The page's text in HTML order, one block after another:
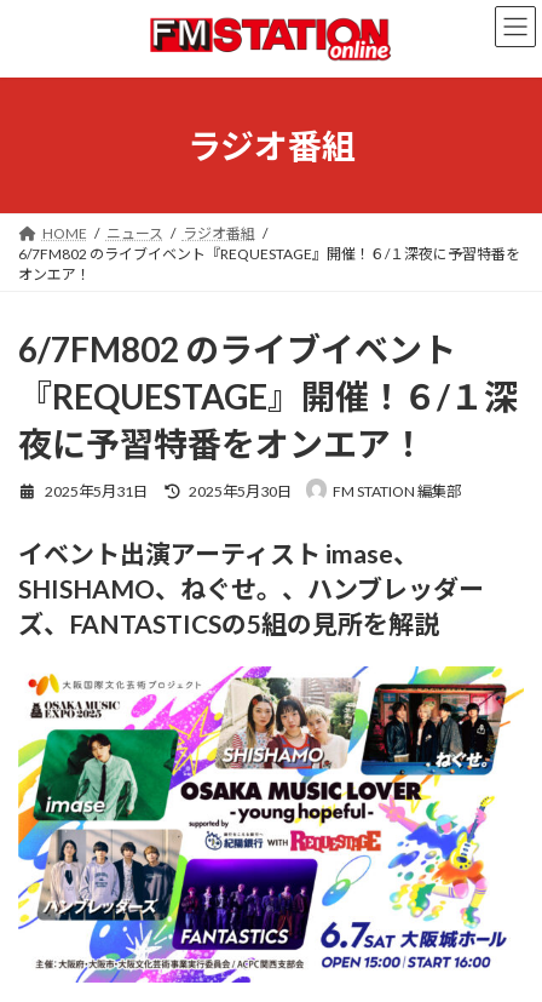
ン
ー
ラジオ番組
HOME ニュース
ラジオ番組
6/7FM802 のライブイベント『REQUESTAGE』開催！６/１深夜に予習特番を
オンエア！
6/7FM802 のライブイベント
『REQUESTAGE』開催！６/１深
夜に予習特番をオンエア！
2025年5月31日
最
新
日
時
:
2025年5月30日 FM STATION 編集部
イベント出演アーティスト imase、
SHISHAMO、ねぐせ。、ハンブレッダー
ズ、FANTASTICSの5組の見所を解説